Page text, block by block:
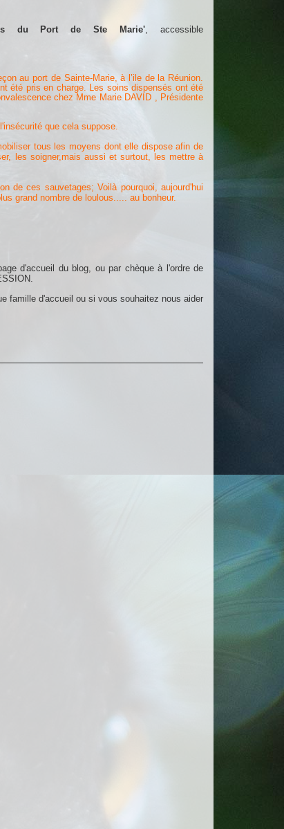
du Port de Ste Marie' , accessible
au port de Sainte-Marie, à l’ile de la Réunion.
été pris en charge. Les soins dispensés ont été
chez Mme Marie DAVID , Présidente
que cela suppose.
tous les moyens dont elle dispose afin de
les soigner,mais aussi et surtout, les mettre à
de ces sauvetages; Voilà pourquoi, aujourd'hui
grand nombre de loulous..... au bonheur.
d'accueil du blog, ou par chèque à l'ordre de
famille d'accueil ou si vous souhaitez nous aider